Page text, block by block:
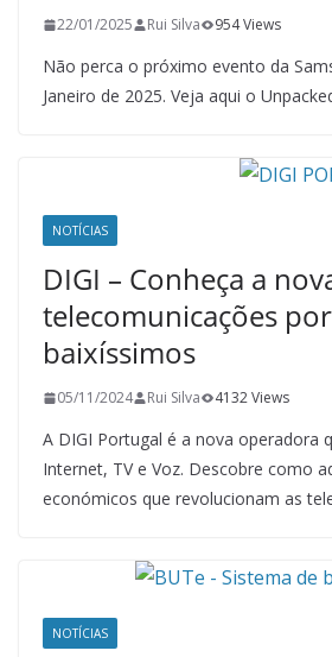
22/01/2025 Rui Silva 954 Views
Não perca o próximo evento da
Janeiro de 2025. Veja aqui o
NOTÍCIAS
DIGI – Conheça a
telecomunicações
baixíssimos
05/11/2024 Rui Silva 4132 Views
A DIGI Portugal é a nova operadora
Internet, TV e Voz. Descobre como
económicos que revolucionam as
NOTÍCIAS